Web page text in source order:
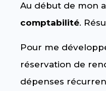
Au début de mon
comptabilité.
Pour me
réservation de
dépenses